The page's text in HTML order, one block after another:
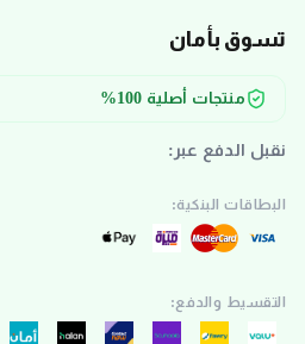
تسوق بأمان
منتجات أصلية 100%
نقبل الدفع عبر:
البطاقات البنكية:
التقسيط والدفع: